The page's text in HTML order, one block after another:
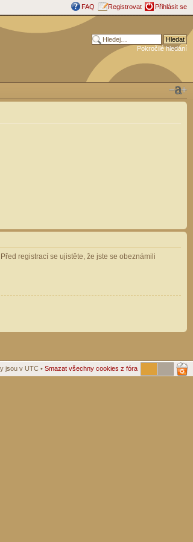
FAQ Registrovat Přihlásit se
Pokročilé hledání
registrací se ujistěte, že jste se obeznámili
jsou v UTC • Smazat všechny cookies z fóra